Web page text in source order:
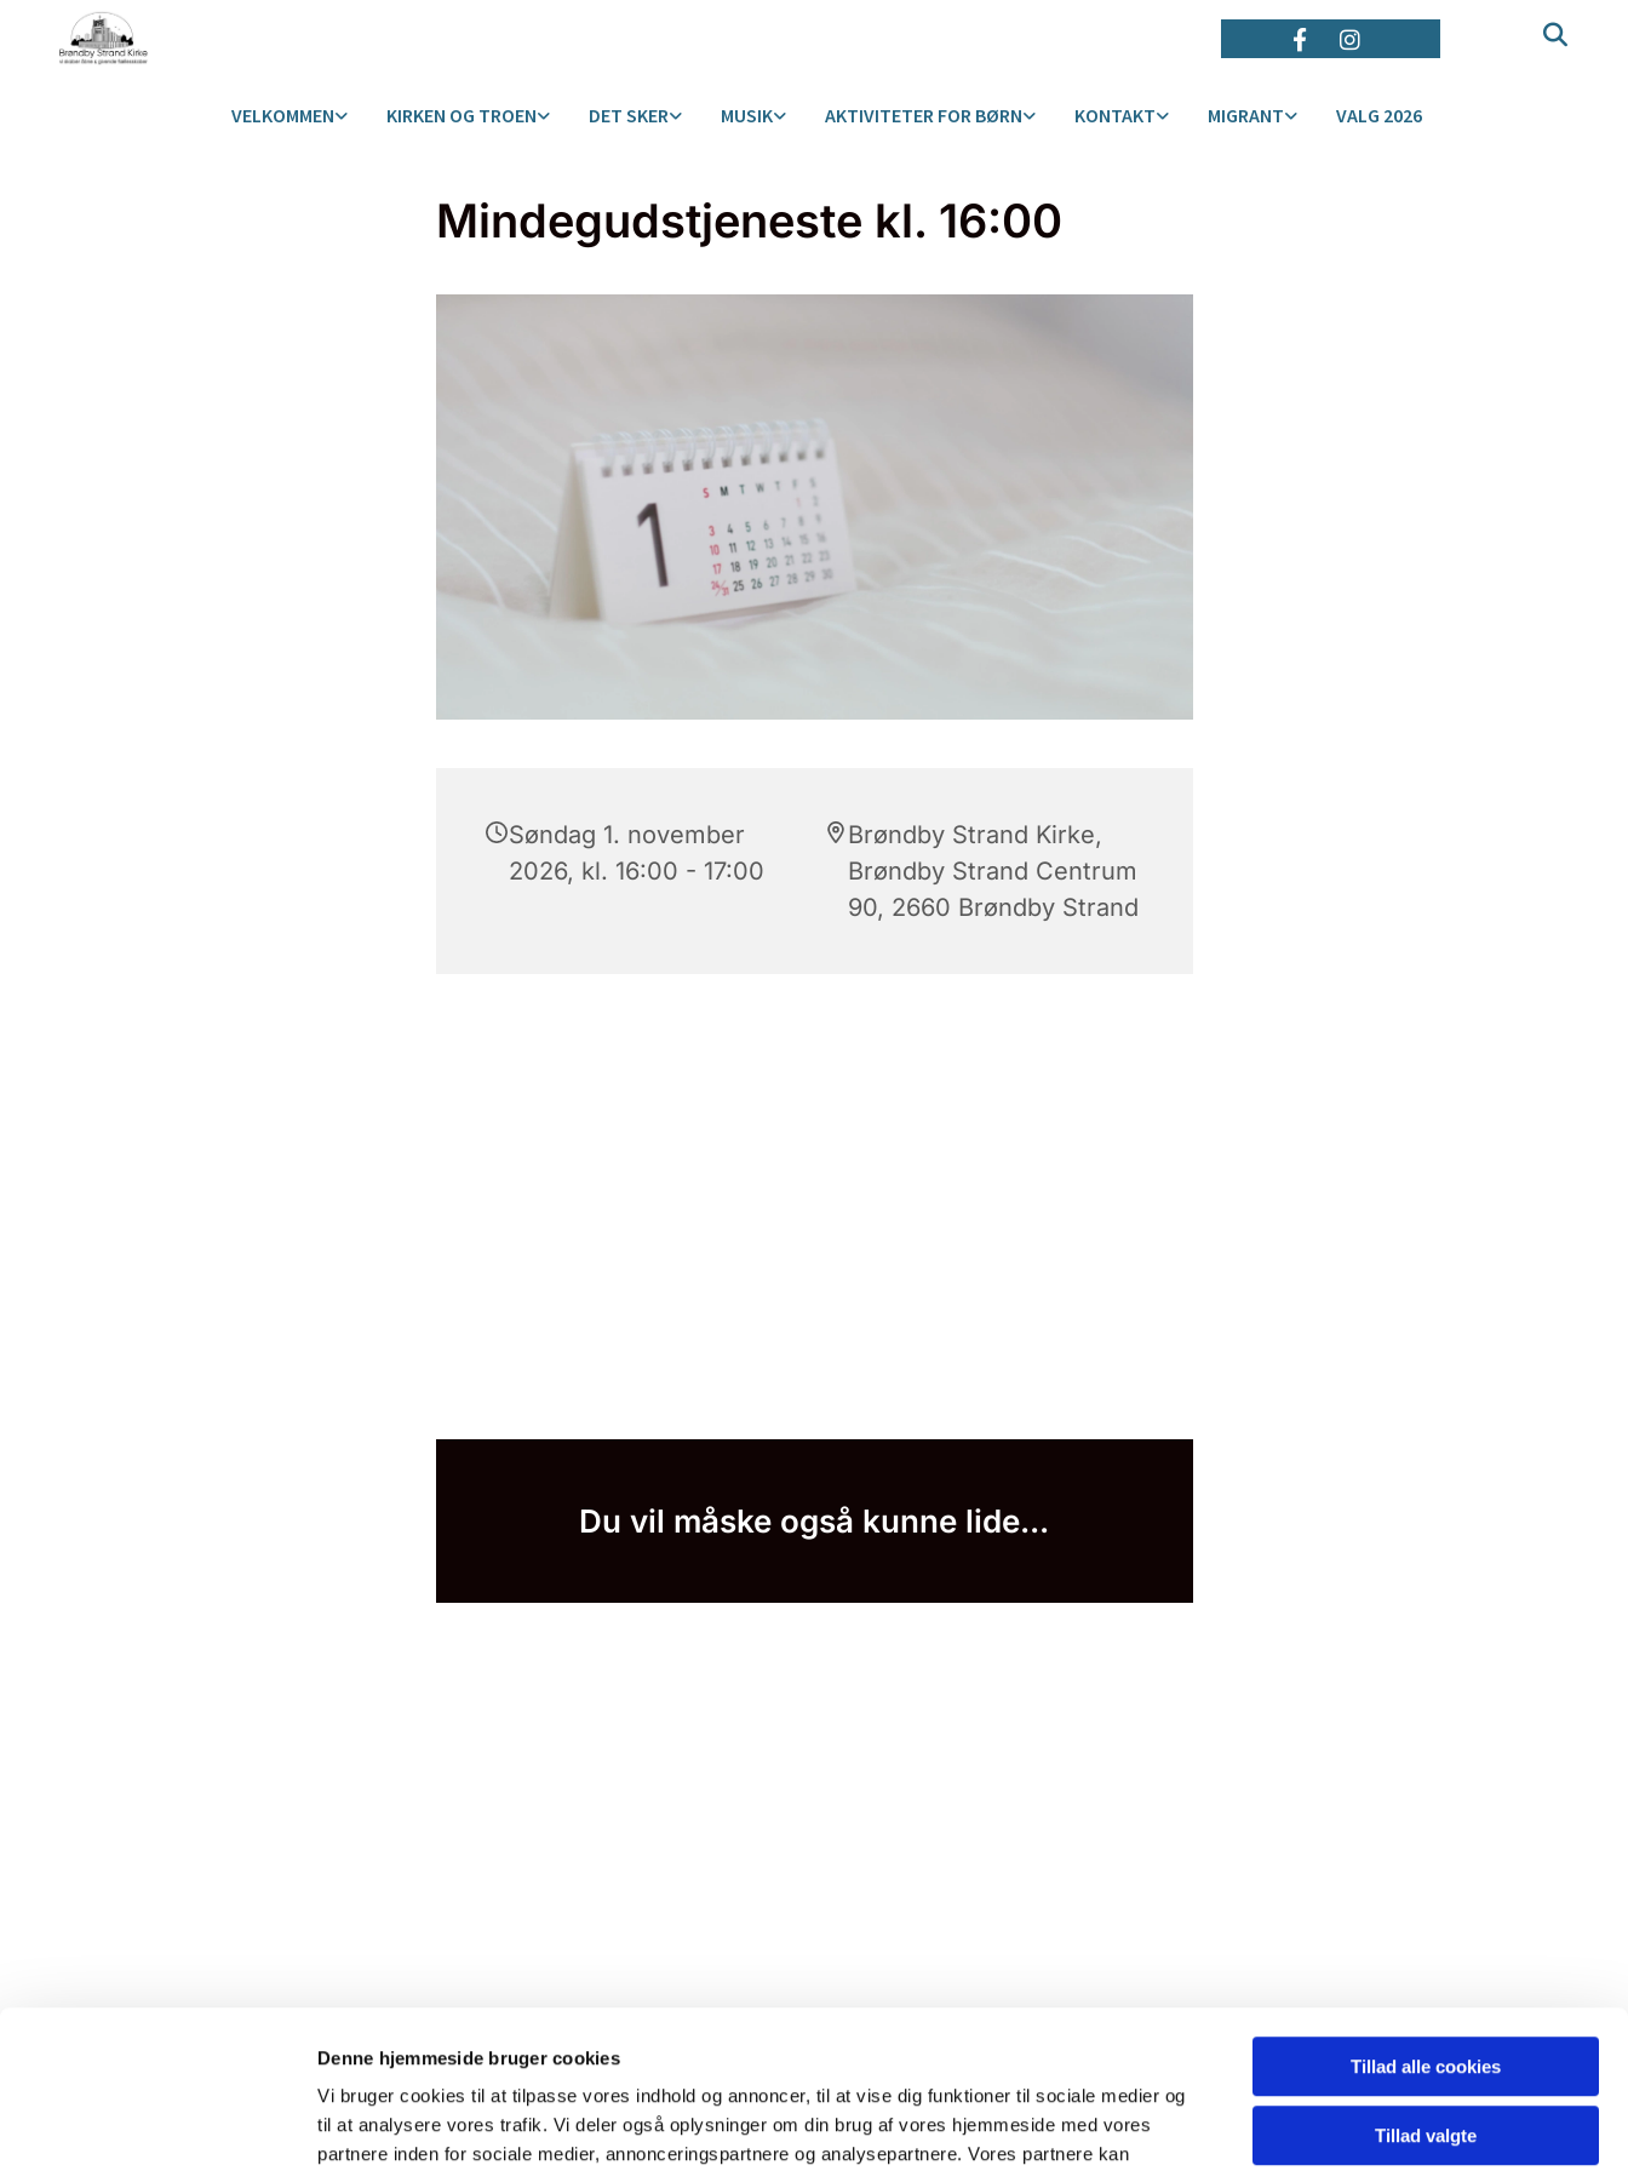
Denne hjemmeside bruger cookies
Vi bruger cookies til at tilpasse vores indhold og annoncer, til at vise dig funktioner til sociale medier og
til at analysere vores trafik. Vi deler også oplysninger om din brug af vores hjemmeside med vores
partnere inden for sociale medier, annonceringspartnere og analysepartnere. Vores partnere kan
Tillad alle cookies
Tillad valgte
VELKOMMEN KIRKEN OG TROEN DET SKER MUSIK AKTIVITETER FOR BØRN KONTAKT MIGRANT VALG 2026
Mindegudstjeneste kl. 16:00
Søndag 1. november
2026, kl. 16:00 - 17:00
Brøndby Strand Kirke,
Brøndby Strand Centrum
90, 2660 Brøndby Strand
Du vil måske også kunne lide...